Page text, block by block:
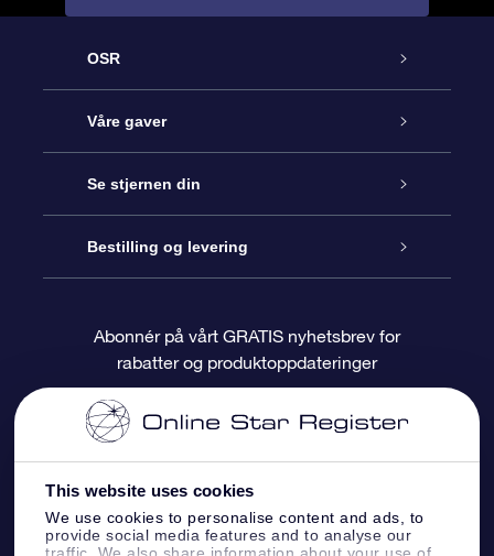
This website uses cookies
We use cookies to personalise content and ads, to
provide social media features and to analyse our
traffic. We also share information about your use of
OSR
Kundeservice
Kontakt oss
Bloggen
Anmeldelser
Våre gaver
Online Stjernegave
OSR Gavepakke
OSR-gavekortet
Bedriftsgaver
Se stjernen din
Star Register
Pesontilpasset stjerneside
One Million Stars
OSR Starsaver
Bestilling og levering
Betalingsinformasjon
Fraktinformasjon
Returpolicy
Abonnér på vårt GRATIS nyhetsbrev for
rabatter og produktoppdateringer